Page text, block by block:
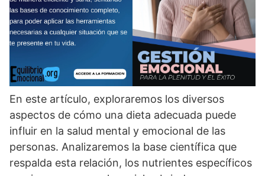
En este artí­culo, exploraremos los diversos
aspectos de cómo una dieta adecuada puede
influir en la salud mental y emocional de las
personas. Analizaremos la base cientí­fica que
respalda esta relación, los nutrientes especí­ficos